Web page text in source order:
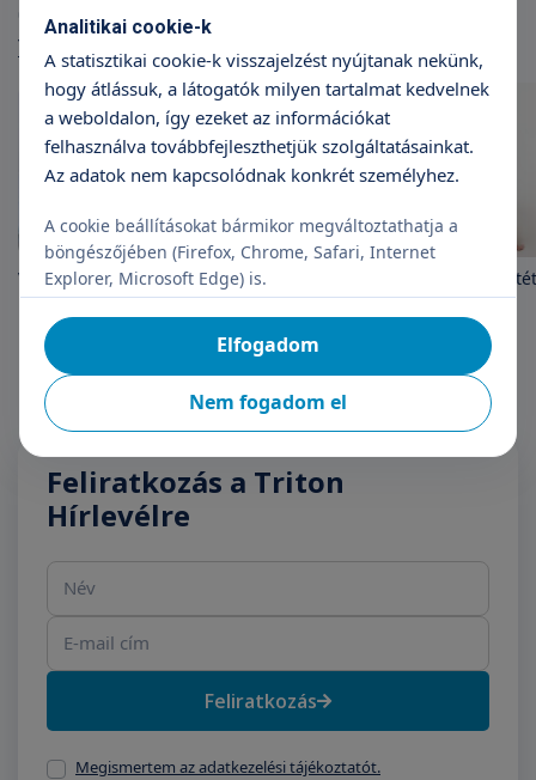
Cikkek
További cikkek
Visszér: mikor van szükség
műtétre?
Ragasztásos
Feliratkozás a Triton
Hírlevélre
Feliratkozás
Megismertem az adatkezelési tájékoztatót.
Analitikai cookie-k
A statisztikai cookie-k visszajelzést nyújtanak nekünk,
hogy átlássuk, a látogatók milyen tartalmat kedvelnek
a weboldalon, így ezeket az információkat
felhasználva továbbfejleszthetjük szolgáltatásainkat.
Az adatok nem kapcsolódnak konkrét személyhez.
A cookie beállításokat bármikor megváltoztathatja a
böngészőjében (Firefox, Chrome, Safari, Internet
Explorer, Microsoft Edge) is.
Nem fogadom el
Elfogadom